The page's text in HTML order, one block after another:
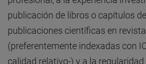
publicación de libros o capítulos
publicaciones científicas en
(preferentemente indexadas con
calidad relativo-) y a la regularidad